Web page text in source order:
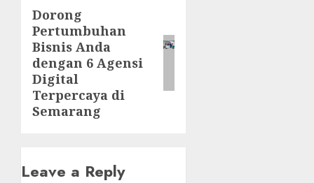
Next
post:
Dorong
Pertumbuhan
Bisnis Anda
dengan 6 Agensi
Digital
Terpercaya di
Semarang
Leave a Reply